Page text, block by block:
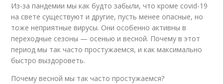
Из-за пандемии мы как будто забыли, что кроме covid-19
на свете существуют и другие, пусть менее опасные, но
тоже неприятные вирусы. Они особенно активны в
переходные сезоны — осенью и весной. Почему в этот
период мы так часто простужаемся, и как максимально
быстро выздороветь.
Почему весной мы так часто простужаемся?